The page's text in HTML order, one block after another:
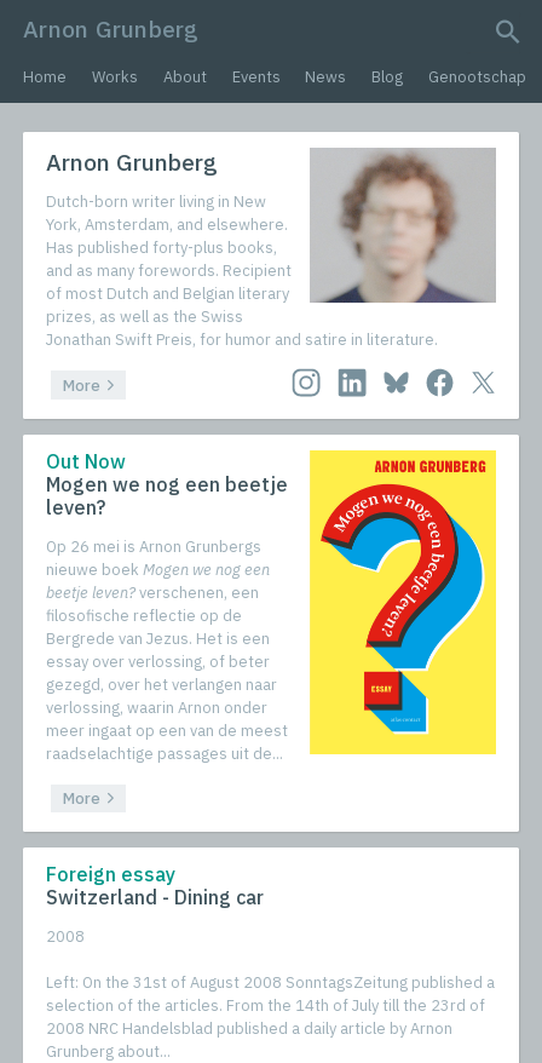
Arnon Grunberg
Home Works About Events News Blog Genootschap
Arnon Grunberg
Dutch-born writer living in New
York, Amsterdam, and elsewhere.
Has published forty-plus books,
and as many forewords. Recipient
of most Dutch and Belgian literary
prizes, as well as the Swiss
Jonathan Swift Preis, for humor and satire in literature.
More
Out Now
Mogen we nog een beetje
leven?
Op 26 mei is Arnon Grunbergs
nieuwe boekMogen we nog een
beetje leven?verschenen, een
filosofische reflectie op de
Bergrede van Jezus. Het is een
essay over verlossing, of beter
gezegd, over het verlangen naar
verlossing, waarin Arnon onder
meer ingaat op een van de meest
raadselachtige passages uit de...
More
Foreign essay
Switzerland - Dining car
2008
Left: On the 31st of August 2008 SonntagsZeitung published a
selection of the articles. From the 14th of July till the 23rd of
2008 NRC Handelsblad published a daily article by Arnon
Grunberg about...